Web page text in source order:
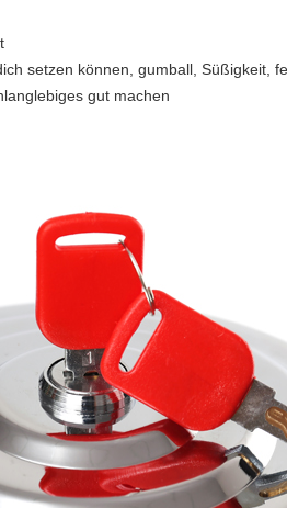
setzen können, gumball, Süßigkeit,
gut machen